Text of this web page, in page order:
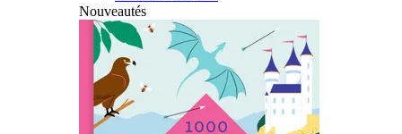
Nouveautés